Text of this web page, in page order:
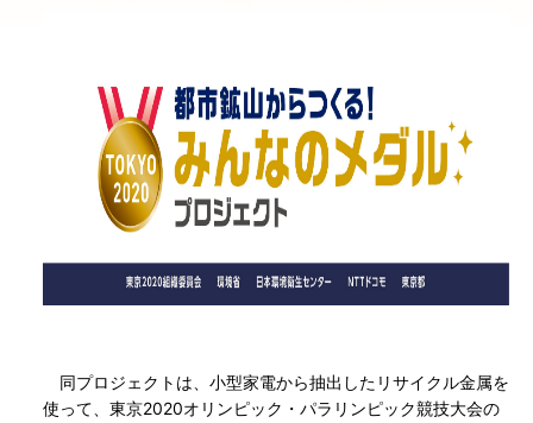
同プロジェクトは、小型家電から抽出したリサイクル金属を
使って、東京2020オリンピック・パラリンピック競技大会の